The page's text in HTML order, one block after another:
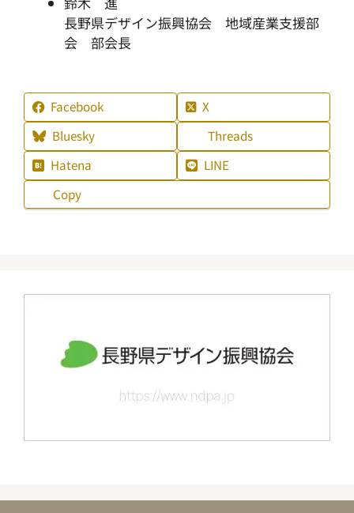
長野県デザイン振興協会 地域産業支援部
会 部会長
Facebook
X
Bluesky
Threads
Hatena
LINE
Copy